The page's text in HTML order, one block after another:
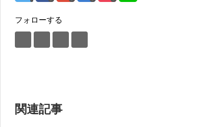
フォローする
関連記事